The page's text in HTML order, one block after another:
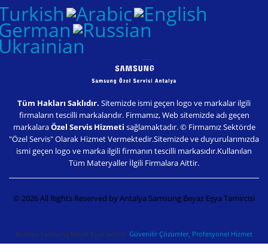
Tüm Hakları Saklıdır. Sitemizde ismi geçen logo ve markalar ilgili
firmaların tescilli markalarıdır. Firmamız, Web sitemizde adı geçen
markalaraÖzel Servis Hizmeti sağlamaktadır. © Firmamız Sektörde
"Özel Servis" Olarak Hizmet Vermektedir.Sitemizde ve duyurularımızda
ismi geçen logo ve marka ilgili firmanın tescilli markasıdır.Kullanılan
Tüm Materyaller İlgili Firmalara Aittir.
© 2026 All Rights Reserved by Antalya Samsung Beyaz Eşya Tamircisi
Antalya Samsung Beyaz Eşya Servisi: Güvenilir Çözümler, Profesyonel Hizmet